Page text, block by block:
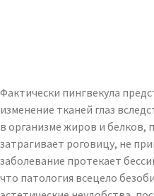
Фактически пингвекула
изменение тканей глаз
в организме жиров и белков,
затрагивает роговицу, не
заболевание протекает
что патология всецело